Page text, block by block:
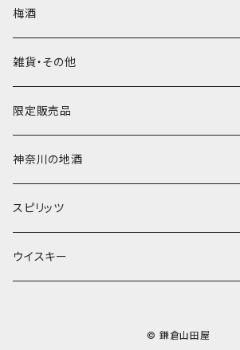
久保田
天青
久保田
500ｍｌ
久保田
赤
白
梅酒
雑貨・その他
限定販売品
神奈川の地酒
1800ｍｌ
720ｍｌ
スピリッツ
ウイスキー
© 鎌倉山田屋